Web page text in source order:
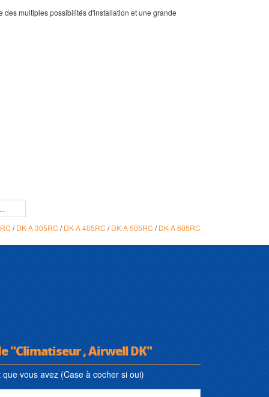
des multiples possibilités d'installation et une grande
/DK-A 305RC /DK-A 405RC /DK-A 505RC /DK-A 605RC
"Climatiseur , Airwell DK"
vous avez (Case à cocher si oui)